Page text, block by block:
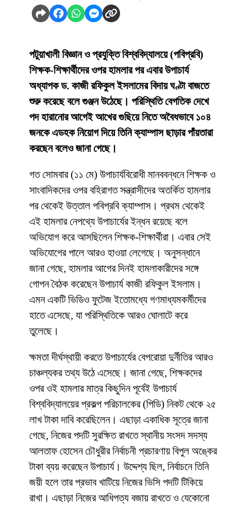
পটুয়াখালী বিজ্ঞান ও প্রযুক্তি বিশ্ববিদ্যালয়ে (পবিপ্রবি)
শিক্ষক-শিক্ষার্থীদের ওপর হামলার পর এবার উপাচার্য
অধ্যাপক ড. কাজী রফিকুল ইসলামের বিদায় ঘণ্টা বাজতে
শুরু করেছে বলে গুঞ্জন উঠেছে। পরিস্থিতি বেগতিক দেখে
পদ হারানোর আগেই আখের গুছিয়ে নিতে অবৈধভাবে ১০৪
জনকে এডহক নিয়োগ দিয়ে তিনি ক্যাম্পাস ছাড়ার পাঁয়তারা
করছেন বলেও জানা গেছে।
​গত সোমবার (১১ মে) উপাচার্যবিরোধী মানববন্ধনে শিক্ষক ও
সাংবাদিকদের ওপর বহিরাগত সন্ত্রাসীদের অতর্কিত হামলার
পর থেকেই উত্তাল পবিপ্রবি ক্যাম্পাস। প্রথম থেকেই
এই হামলার নেপথ্যে উপাচার্যের ইন্ধন রয়েছে বলে
অভিযোগ করে আসছিলেন শিক্ষক-শিক্ষার্থীরা। এবার সেই
অভিযোগের পালে আরও হাওয়া লেগেছে। অনুসন্ধানে
জানা গেছে, হামলার আগের দিনই হামলাকারীদের সঙ্গে
গোপন বৈঠক করেছেন উপাচার্য কাজী রফিকুল ইসলাম।
এমন একটি ভিডিও ফুটেজ ইতোমধ্যে গণমাধ্যমকর্মীদের
হাতে এসেছে, যা পরিস্থিতিকে আরও ঘোলাটে করে
তুলেছে।
​ক্ষমতা দীর্ঘস্থায়ী করতে উপাচার্যের বেপরোয়া দুর্নীতির আরও
চাঞ্চল্যকর তথ্য উঠে এসেছে। জানা গেছে, শিক্ষকদের
ওপর ওই হামলার মাত্র কিছুদিন পূর্বেই উপাচার্য
বিশ্ববিদ্যালয়ের প্রকল্প পরিচালকের (পিডি) নিকট থেকে ২৫
লাখ টাকা দাবি করেছিলেন। এছাড়া একাধিক সূত্রে জানা
গেছে, নিজের পদটি সুরক্ষিত রাখতে স্থানীয় সংসদ সদস্য
আলতাফ হোসেন চৌধুরীর নির্বাচনী প্রচারণায় বিপুল অঙ্কের
টাকা ব্যয় করেছেন উপাচার্য। উদ্দেশ্য ছিল, নির্বাচনে তিনি
জয়ী হলে তার প্রভাব খাটিয়ে নিজের ভিসি পদটি টিকিয়ে
রাখা। এছাড়া নিজের আধিপত্য বজায় রাখতে ও যেকোনো